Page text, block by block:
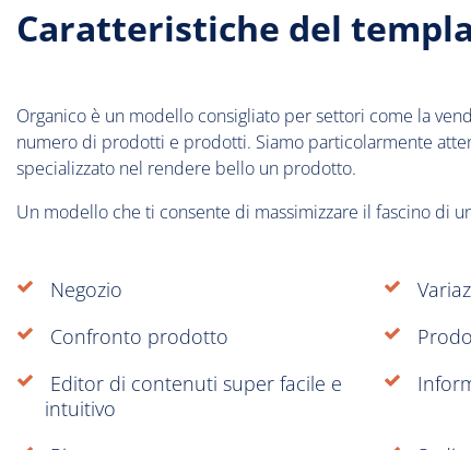
Caratteristiche del
Organico è un modello consigliato per settori come la
numero di prodotti e prodotti. Siamo particolarmente
specializzato nel rendere bello un prodotto.
Un modello che ti consente di massimizzare il fascino di
Negozio
Confronto prodotto
Editor di contenuti super facile e
intuitivo